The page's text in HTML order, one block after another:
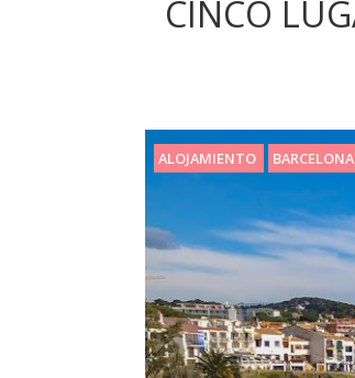
CINCO
ALOJAMIENTO BARCELONA